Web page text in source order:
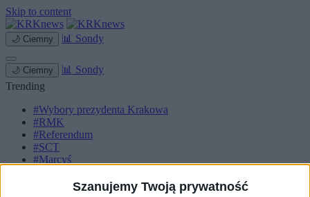
Szanujemy Twoją prywatność
Skip to content
🌙 Ciemny 📊 Sondy
🌙 Ciemny 📊 Sondy
Trending
#Wybory prezydenta Krakowa
#RMK
#Referendum
#SCT
#Marcyś
Strona główna